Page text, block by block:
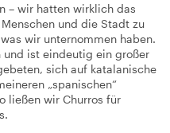
– wir hatten wirklich das
und die Stadt zu
wir unternommen haben.
ist eindeutig ein großer
sich auf katalanische
„spanischen“
ließen wir Churros für